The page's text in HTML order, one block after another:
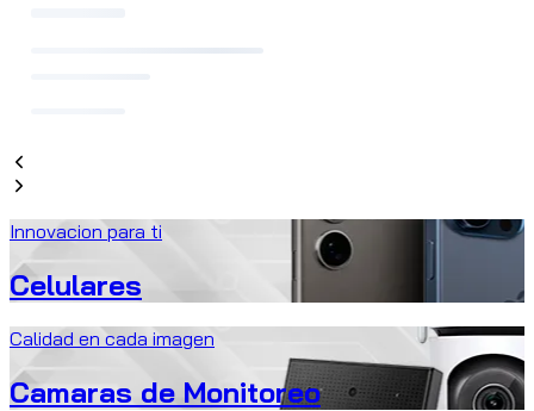
Innovacion para ti
Celulares
Calidad en cada imagen
Camaras de Monitoreo